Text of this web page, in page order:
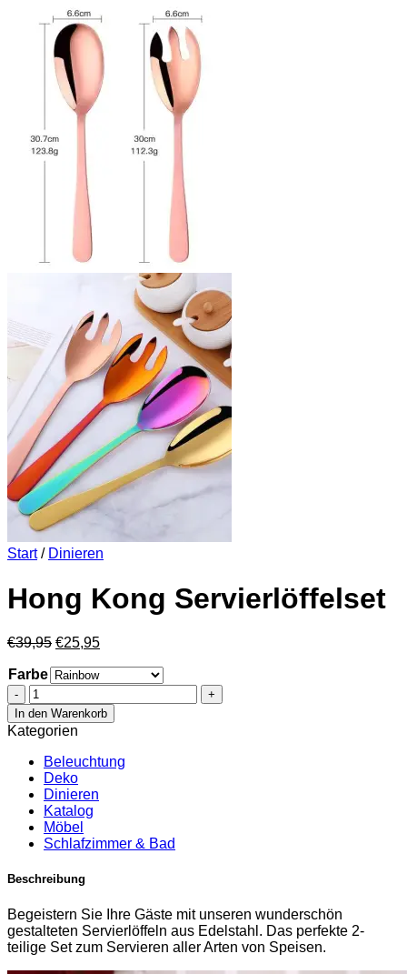
Start / Dinieren
Hong Kong Servierlöffelset
€39,95 Ursprünglicher
war:
€39,95
€25,95Aktueller
ist:
€25,95.
Farbe
Hong
Kong
Servierlöffelset
Menge
In den Warenkorb
Kategorien
Beleuchtung
Deko
Dinieren
Katalog
Möbel
Schlafzimmer & Bad
Beschreibung
Begeistern Sie Ihre Gäste mit unseren wunderschön
gestalteten Servierlöffeln aus Edelstahl. Das perfekte 2-
teilige Set zum Servieren aller Arten von Speisen.